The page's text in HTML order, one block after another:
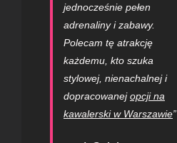
jednocześnie pełen
adrenaliny i zabawy.
Polecam tę atrakcję
każdemu, kto szuka
stylowej, nienachalnej i
dopracowanejopcji na
kawalerski w Warszawie”